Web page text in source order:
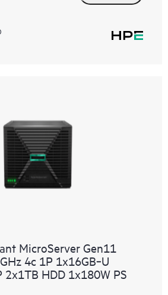
MicroServer Gen11
4c 1P 1x16GB‑U
2x1TB HDD 1x180W PS